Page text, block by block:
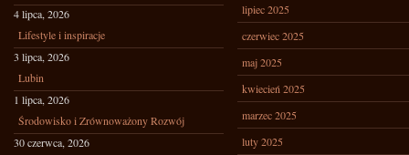
4 lipca, 2026
Lifestyle i inspiracje
3 lipca, 2026
Lubin
1 lipca, 2026
Środowisko i Zrównoważony Rozwój
30 czerwca, 2026
lipiec 2025
czerwiec 2025
maj 2025
kwiecień 2025
marzec 2025
luty 2025